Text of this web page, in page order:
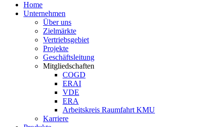
Home
Unternehmen
Über uns
Zielmärkte
Vertriebsgebiet
Projekte
Geschäftsleitung
Mitgliedschaften
COGD
ERAI
VDE
ERA
Arbeitskreis Raumfahrt KMU
Karriere